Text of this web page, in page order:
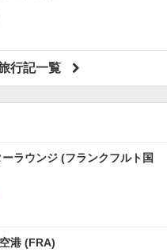
行記一覧
ラウンジ (フランクフルト国
港 (FRA)